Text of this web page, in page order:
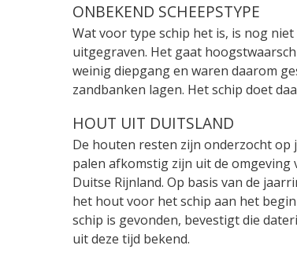
ONBEKEND SCHEEPSTYPE
Wat voor type schip het is, is nog
uitgegraven. Het gaat
weinig diepgang en waren daarom
zandbanken lagen. Het schip doet
HOUT UIT DUITSLAND
De houten resten zijn onderzocht
palen afkomstig zijn uit de
Duitse Rijnland. Op basis van de
het hout voor het schip aan het
schip is gevonden, bevestigt die
uit deze tijd bekend.